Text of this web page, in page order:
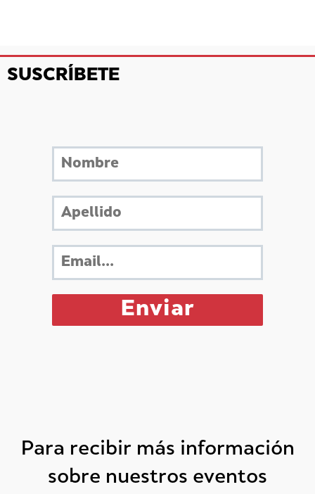
SUSCRÍBETE
Para recibir más información
sobre nuestros eventos